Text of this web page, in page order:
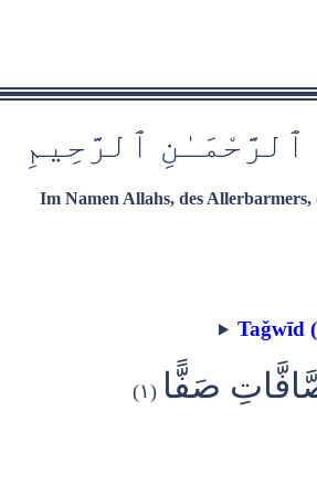
ٱ لرَّحْمَ‍ـٰنِ ٱ ل‍‍رَّح‍ِ‍ي‍مِ
Im Namen Allahs, des Allerbarmers,
صَفًّا (١)